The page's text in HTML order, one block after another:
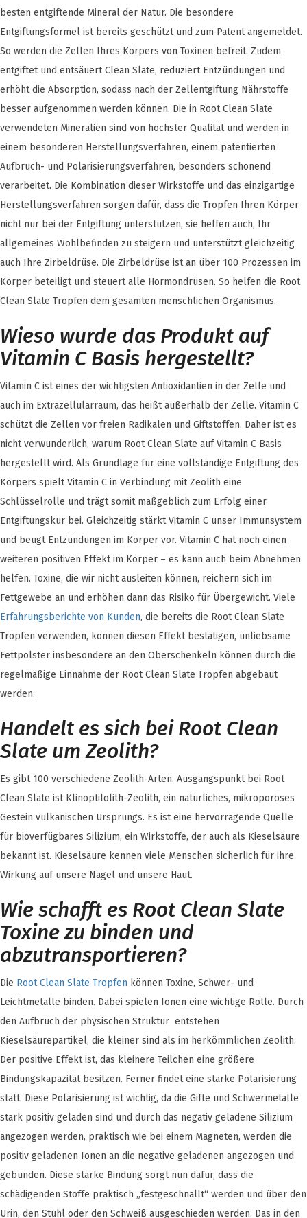
besten entgiftende Mineral der Natur. Die besondere
Entgiftungsformel ist bereits geschützt und zum Patent angemeldet.
So werden die Zellen Ihres Körpers von Toxinen befreit. Zudem
entgiftet und entsäuert Clean Slate, reduziert Entzündungen und
erhöht die Absorption, sodass nach der Zellentgiftung Nährstoffe
besser aufgenommen werden können. Die in Root Clean Slate
verwendeten Mineralien sind von höchster Qualität und werden in
einem besonderen Herstellungsverfahren, einem patentierten
Aufbruch- und Polarisierungsverfahren, besonders schonend
verarbeitet. Die Kombination dieser Wirkstoffe und das einzigartige
Herstellungsverfahren sorgen dafür, dass die Tropfen Ihren Körper
nicht nur bei der Entgiftung unterstützen, sie helfen auch, Ihr
allgemeines Wohlbefinden zu steigern und unterstützt gleichzeitig
auch Ihre Zirbeldrüse. Die Zirbeldrüse ist an über 100 Prozessen im
Körper beteiligt und steuert alle Hormondrüsen. So helfen die Root
Clean Slate Tropfen dem gesamten menschlichen Organismus.
Wieso wurde das Produkt auf
Vitamin C Basis hergestellt?
Vitamin C ist eines der wichtigsten Antioxidantien in der Zelle und
auch im Extrazellularraum, das heißt außerhalb der Zelle. Vitamin C
schützt die Zellen vor freien Radikalen und Giftstoffen. Daher ist es
nicht verwunderlich, warum Root Clean Slate auf Vitamin C Basis
hergestellt wird. Als Grundlage für eine vollständige Entgiftung des
Körpers spielt Vitamin C in Verbindung mit Zeolith eine
Schlüsselrolle und trägt somit maßgeblich zum Erfolg einer
Entgiftungskur bei. Gleichzeitig stärkt Vitamin C unser Immunsystem
und beugt Entzündungen im Körper vor. Vitamin C hat noch einen
weiteren positiven Effekt im Körper – es kann auch beim Abnehmen
helfen. Toxine, die wir nicht ausleiten können, reichern sich im
Fettgewebe an und erhöhen dann das Risiko für Übergewicht. Viele
Erfahrungsberichte von Kunden, die bereits die Root Clean Slate
Tropfen verwenden, können diesen Effekt bestätigen, unliebsame
Fettpolster insbesondere an den Oberschenkeln können durch die
regelmäßige Einnahme der Root Clean Slate Tropfen abgebaut
werden.
Handelt es sich bei Root Clean
Slate um Zeolith?
Es gibt 100 verschiedene Zeolith-Arten. Ausgangspunkt bei Root
Clean Slate ist Klinoptilolith-Zeolith, ein natürliches, mikroporöses
Gestein vulkanischen Ursprungs. Es ist eine hervorragende Quelle
für bioverfügbares Silizium, ein Wirkstoffe, der auch als Kieselsäure
bekannt ist. Kieselsäure kennen viele Menschen sicherlich für ihre
Wirkung auf unsere Nägel und unsere Haut.
Wie schafft es Root Clean Slate
Toxine zu binden und
abzutransportieren?
Die Root Clean Slate Tropfen können Toxine, Schwer- und
Leichtmetalle binden. Dabei spielen Ionen eine wichtige Rolle. Durch
den Aufbruch der physischen Struktur entstehen
Kieselsäurepartikel, die kleiner sind als im herkömmlichen Zeolith.
Der positive Effekt ist, das kleinere Teilchen eine größere
Bindungskapazität besitzen. Ferner findet eine starke Polarisierung
statt. Diese Polarisierung ist wichtig, da die Gifte und Schwermetalle
stark positiv geladen sind und durch das negativ geladene Silizium
angezogen werden, praktisch wie bei einem Magneten, werden die
positiv geladenen Ionen an die negative geladenen angezogen und
gebunden. Diese starke Bindung sorgt nun dafür, dass die
schädigenden Stoffe praktisch „festgeschnallt“ werden und über den
Urin, den Stuhl oder den Schweiß ausgeschieden werden. Das in den